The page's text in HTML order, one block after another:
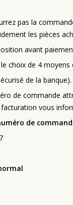
pas la
les pièces
avant
choix de 4 moyens
de la banque).
de commande
vous
de